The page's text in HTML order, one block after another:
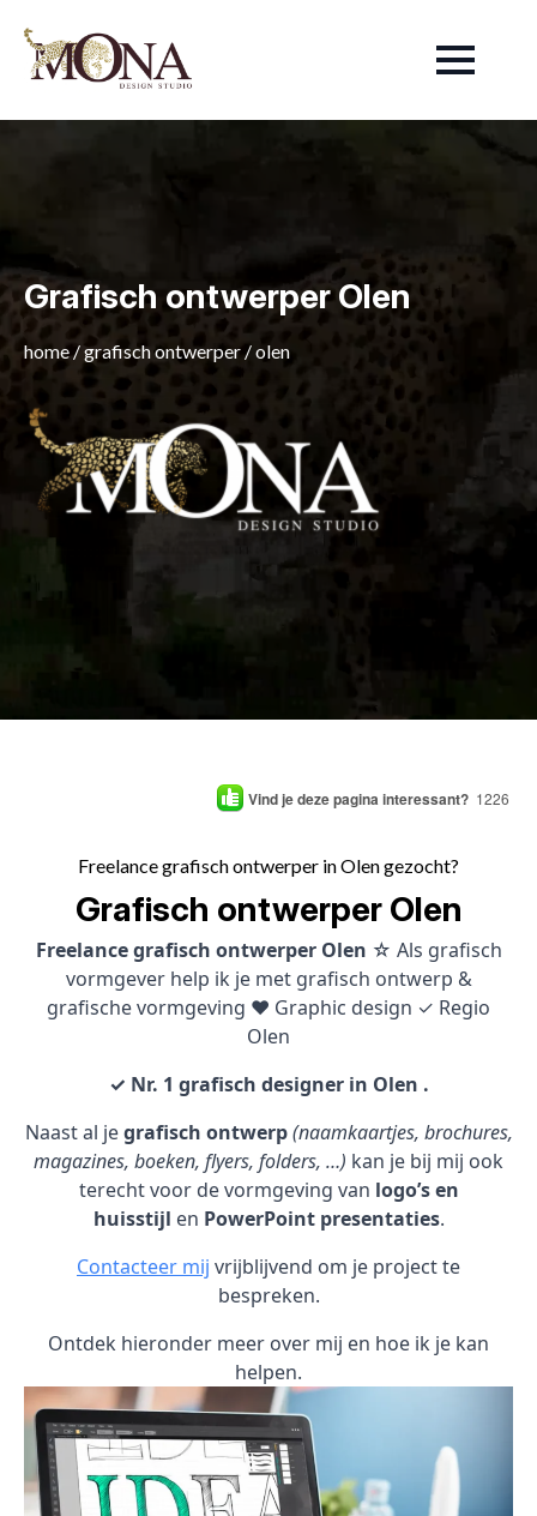
Grafisch ontwerper Olen
home /grafisch ontwerper /olen
Vind je deze pagina interessant? 1226
Freelance grafisch ontwerper in Olen gezocht?
Grafisch ontwerper Olen
Freelance grafisch ontwerper Olen ☆ Als grafisch
vormgever help ik je met grafisch ontwerp &
grafische vormgeving ♥ Graphic design ✓ Regio
Olen
✓ Nr. 1 grafisch designer in Olen .
Naast al jegrafisch ontwerp (naamkaartjes, brochures,
magazines, boeken, flyers, folders, …) kan je bij mij ook
terecht voor de vormgeving van logo’s en
huisstijl en PowerPoint presentaties.
Contacteer mij vrijblijvend om je project te
bespreken.
Ontdek hieronder meer over mij en hoe ik je kan
helpen.